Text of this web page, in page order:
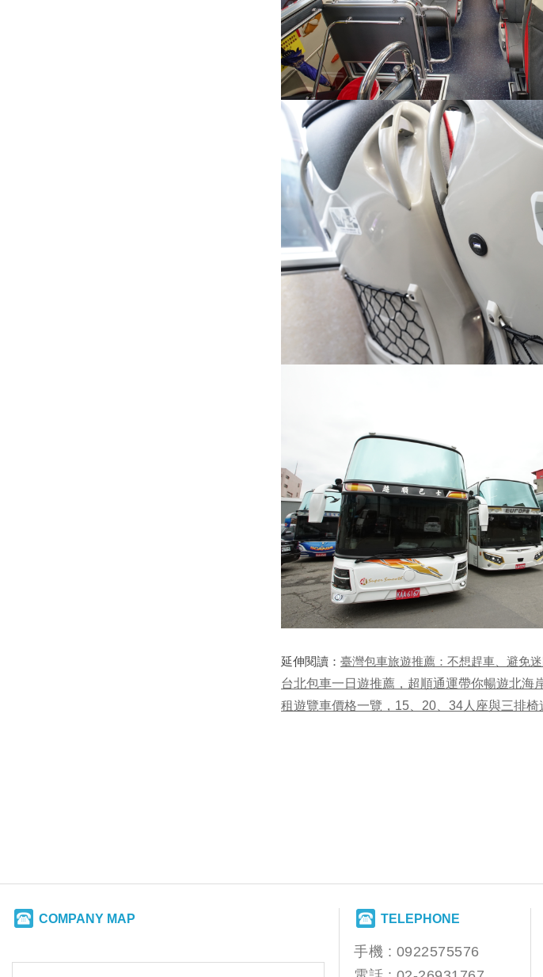
延伸閱讀：​ 臺灣包車旅遊推薦：不想趕車、避免迷
台北包車一日遊推薦，超順通運帶你暢遊北海
租遊覽車價格一覽，15、20、34人座與三排椅
COMPANY MAP TELEPHONE
手機 : 0922575576